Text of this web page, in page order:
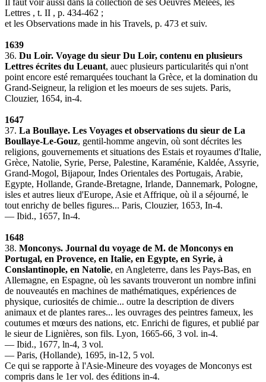
Lettres , t. II , p. 434-462 ;
et les Observations made in his Travels, p. 473 et suiv.
1639
36. Du Loir. Voyage du sieur Du Loir, contenu en plusieurs
Lettres écrites du Leuant, auec plusieurs particularités qui n'ont
point encore esté remarquées touchant la Grèce, et la domination du
Grand-Seigneur, la religion et les moeurs de ses sujets. Paris,
Clouzier, 1654, in-4.
1647
37. La Boullaye. Les Voyages et observations du sieur de La
Boullaye-Le-Gouz, gentil-homme angevin, où sont décrites les
religions, gouvernements et situations des Estais et royaumes d'Italie,
Grèce, Natolie, Syrie, Perse, Palestine, Karaménie, Kaldée, Assyrie,
Grand-Mogol, Bijapour, Indes Orientales des Portugais, Arabie,
Egypte, Hollande, Grande-Bretagne, Irlande, Dannemark, Pologne,
isles et autres lieux d'Europe, Asie et Affrique, où il a séjourné, le
tout enrichy de belles figures... Paris, Clouzier, 1653, In-4.
— Ibid., 1657, In-4.
1648
38. Monconys. Journal du voyage de M. de Monconys en
Portugal, en Provence, en Italie, en Egypte, en Syrie, à
Conslantinople, en Natolie, en Angleterre, dans les Pays-Bas, en
Allemagne, en Espagne, où les savants trouveront un nombre infini
de nouveautés en machines de mathématiques, expériences de
physique, curiosités de chimie... outre la description de divers
animaux et de plantes rares... les ouvrages des peintres fameux, les
coutumes et mœurs des nations, etc. Enrichi de figures, et publié par
le sieur de Lignières, son fils. Lyon, 1665-66, 3 vol. in-4.
— Ibid., 1677, ln-4, 3 vol.
— Paris, (Hollande), 1695, in-12, 5 vol.
Ce qui se rapporte à l'Asie-Mineure des voyages de Monconys est
compris dans le 1er vol. des éditions in-4.